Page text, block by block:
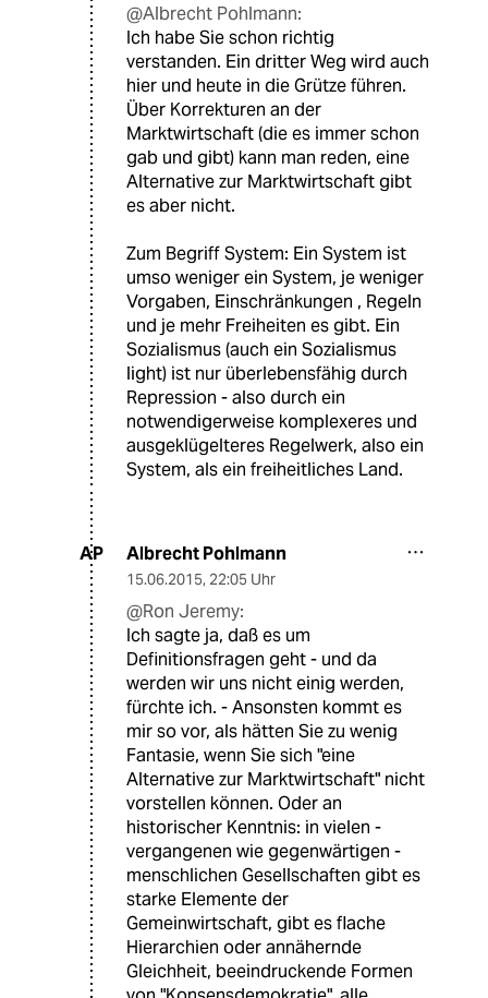
@Albrecht Pohlmann:
Ich habe Sie schon richtig
verstanden. Ein dritter Weg wird auch
hier und heute in die Grütze führen.
Über Korrekturen an der
Marktwirtschaft (die es immer schon
gab und gibt) kann man reden, eine
Alternative zur Marktwirtschaft gibt
es aber nicht.
Zum Begriff System: Ein System ist
umso weniger ein System, je weniger
Vorgaben, Einschränkungen , Regeln
und je mehr Freiheiten es gibt. Ein
Sozialismus (auch ein Sozialismus
light) ist nur überlebensfähig durch
Repression - also durch ein
notwendigerweise komplexeres und
ausgeklügelteres Regelwerk, also ein
System, als ein freiheitliches Land.
AP Albrecht Pohlmann
15.06.2015, 22:05 Uhr
@Ron Jeremy:
Ich sagte ja, daß es um
Definitionsfragen geht - und da
werden wir uns nicht einig werden,
fürchte ich. - Ansonsten kommt es
mir so vor, als hätten Sie zu wenig
Fantasie, wenn Sie sich "eine
Alternative zur Marktwirtschaft" nicht
vorstellen können. Oder an
historischer Kenntnis: in vielen -
vergangenen wie gegenwärtigen -
menschlichen Gesellschaften gibt es
starke Elemente der
Gemeinwirtschaft, gibt es flache
Hierarchien oder annähernde
Gleichheit, beeindruckende Formen